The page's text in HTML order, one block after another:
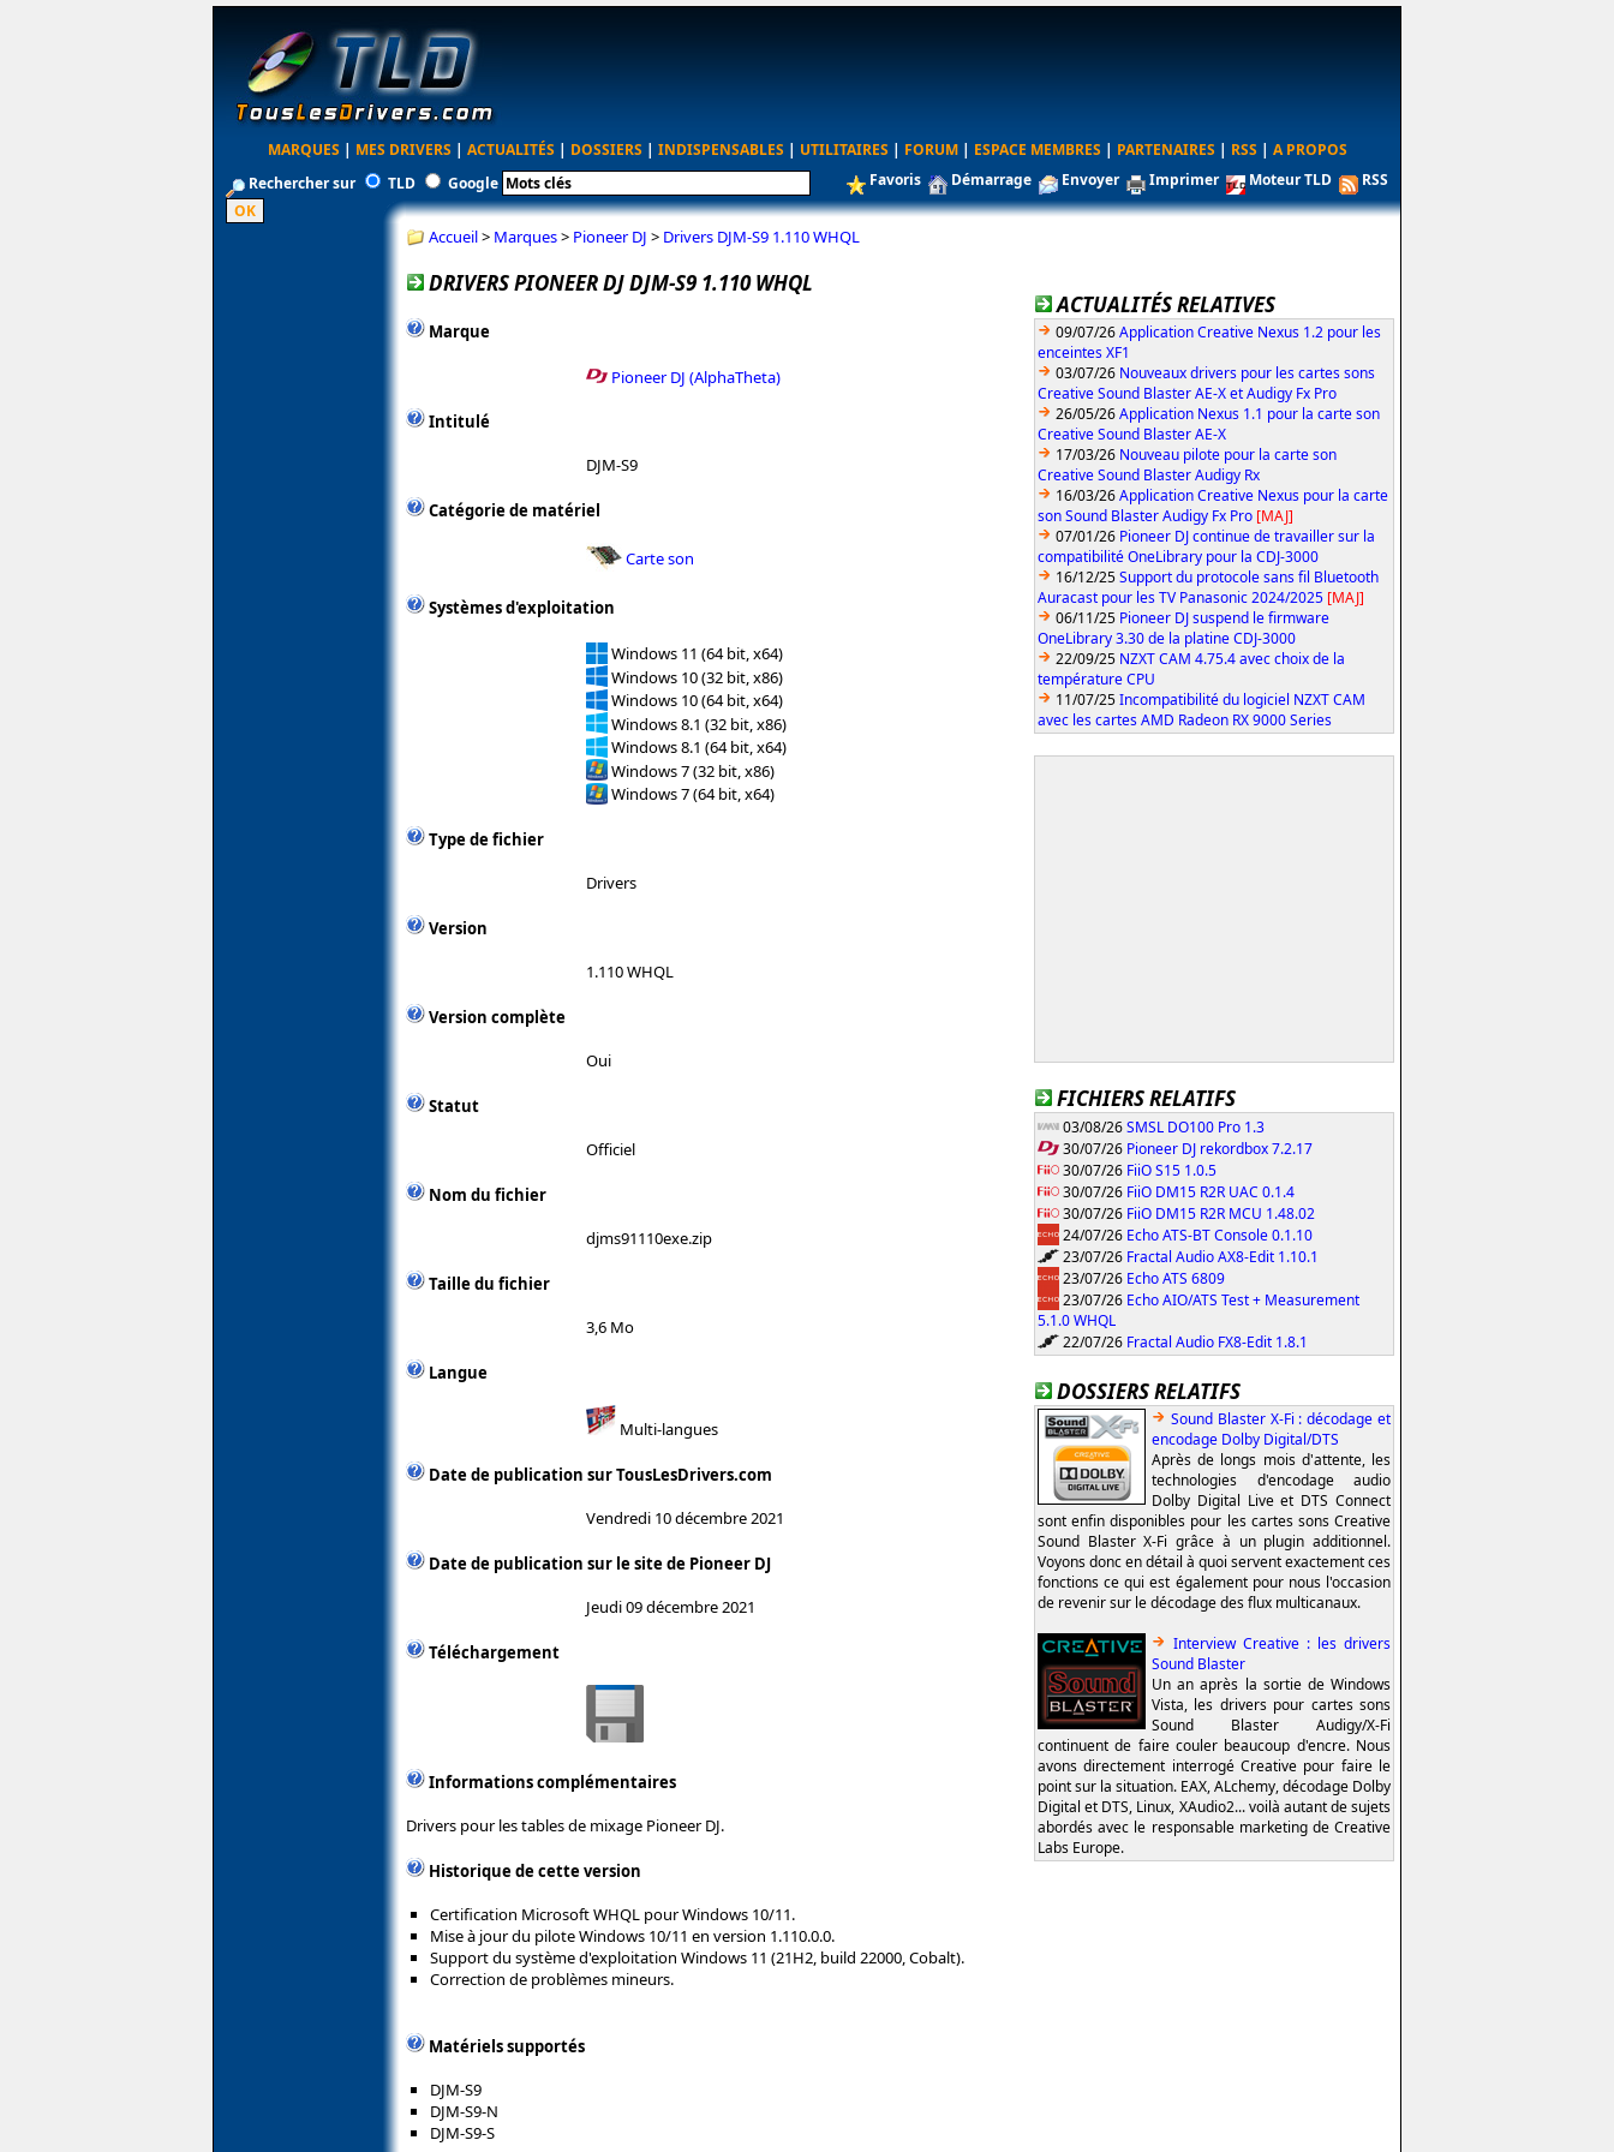
MARQUES | MES DRIVERS | ACTUALITÉS | DOSSIERS | INDISPENSABLES | UTILITAIRES | FORUM | ESPACE MEMBRES | PARTENAIRES | RSS | A PROPOS
Rechercher sur
TLD Google Favoris Démarrage Envoyer Imprimer Moteur TLD RSS
Accueil> Marques> Pioneer DJ > Drivers DJM-S9 1.110 WHQL
DRIVERS PIONEER DJ DJM-S9 1.110 WHQL
Marque
Pioneer DJ (AlphaTheta)
Intitulé
DJM-S9
Catégorie de matériel
Carte son
Systèmes d'exploitation
Windows 11 (64 bit, x64)
Windows 10 (32 bit, x86)
Windows 10 (64 bit, x64)
Windows 8.1 (32 bit, x86)
Windows 8.1 (64 bit, x64)
Windows 7 (32 bit, x86)
Windows 7 (64 bit, x64)
Type de fichier
Drivers
Version
1.110 WHQL
Version complète
Oui
Statut
Officiel
Nom du fichier
djms91110exe.zip
Taille du fichier
3,6 Mo
Langue
Multi-langues
Date de publication sur TousLesDrivers.com
Vendredi 10 décembre 2021
Date de publication sur le site de Pioneer DJ
Jeudi 09 décembre 2021
Téléchargement
Informations complémentaires
Drivers pour les tables de mixage Pioneer DJ.
Historique de cette version
Certification Microsoft WHQL pour Windows 10/11.
Mise à jour du pilote Windows 10/11 en version 1.110.0.0.
Support du système d'exploitation Windows 11 (21H2, build 22000, Cobalt).
Correction de problèmes mineurs.
Matériels supportés
DJM-S9
DJM-S9-N
DJM-S9-S
ACTUALITÉS RELATIVES
09/07/26Application Creative Nexus 1.2 pour les
enceintes XF1
03/07/26 Nouveaux drivers pour les cartes sons
Creative Sound Blaster AE-X et Audigy Fx Pro
26/05/26Application Nexus 1.1 pour la carte son
Creative Sound Blaster AE-X
17/03/26 Nouveau pilote pour la carte son
Creative Sound Blaster Audigy Rx
16/03/26Application Creative Nexus pour la carte
son Sound Blaster Audigy Fx Pro [MAJ]
07/01/26 Pioneer DJ continue de travailler sur la
compatibilité OneLibrary pour la CDJ-3000
16/12/25Support du protocole sans fil Bluetooth
Auracast pour les TV Panasonic 2024/2025 [MAJ]
06/11/25 Pioneer DJ suspend le firmware
OneLibrary 3.30 de la platine CDJ-3000
22/09/25 NZXT CAM 4.75.4 avec choix de la
température CPU
11/07/25Incompatibilité du logiciel NZXT CAM
avec les cartes AMD Radeon RX 9000 Series
FICHIERS RELATIFS
03/08/26SMSL DO100 Pro 1.3
30/07/26 Pioneer DJ rekordbox 7.2.17
30/07/26 FiiO S15 1.0.5
30/07/26 FiiO DM15 R2R UAC 0.1.4
30/07/26 FiiO DM15 R2R MCU 1.48.02
24/07/26 Echo ATS-BT Console 0.1.10
23/07/26 Fractal Audio AX8-Edit 1.10.1
23/07/26 Echo ATS 6809
23/07/26 Echo AIO/ATS Test + Measurement
5.1.0 WHQL
22/07/26 Fractal Audio FX8-Edit 1.8.1
DOSSIERS RELATIFS
Sound Blaster X-Fi : décodage et
encodage Dolby Digital/DTS
Après de longs mois d'attente, les
technologies d'encodage audio
Dolby Digital Live et DTS Connect
sont enfin disponibles pour les cartes sons Creative
Sound Blaster X-Fi grâce à un plugin additionnel.
Voyons donc en détail à quoi servent exactement ces
fonctions ce qui est également pour nous l'occasion
de revenir sur le décodage des flux multicanaux.
Interview Creative : les drivers
Sound Blaster
Un an après la sortie de Windows
Vista, les drivers pour cartes sons
Sound Blaster Audigy/X-Fi
continuent de faire couler beaucoup d'encre. Nous
avons directement interrogé Creative pour faire le
point sur la situation. EAX, ALchemy, décodage Dolby
Digital et DTS, Linux, XAudio2... voilà autant de sujets
abordés avec le responsable marketing de Creative
Labs Europe.